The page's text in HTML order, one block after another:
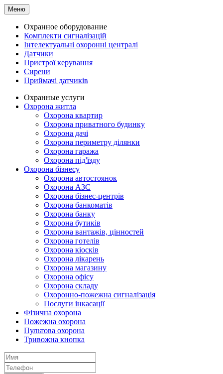
Меню
Охранное оборудование
Комплекти сигналізацій
Інтелектуальні охоронні централі
Датчики
Пристрої керування
Сирени
Приймачі датчиків
Охранные услуги
Охорона житла
Охорона квартир
Охорона приватного будинку
Охорона дачі
Охорона периметру ділянки
Охорона гаража
Охорона під'їзду
Охорона бізнесу
Охорона автостоянок
Охорона АЗС
Охорона бізнес-центрів
Охорона банкоматів
Охорона банку
Охорона бутиків
Охорона вантажів, цінностей
Охорона готелів
Охорона кіосків
Охорона лікарень
Охорона магазину
Охорона офісу
Охорона складу
Охоронно-пожежна сигналізація
Послуги інкасації
Фізична охорона
Пожежна охорона
Пультова охорона
Тривожна кнопка